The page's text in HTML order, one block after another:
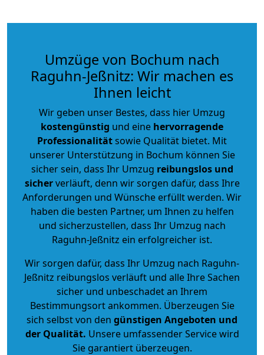
Umzüge von Bochum nach
Raguhn-Jeßnitz: Wir machen es
Ihnen leicht
Wir geben unser Bestes, dass hier Umzug
kostengünstig und eine hervorragende
Professionalitätsowie Qualität bietet. Mit
unserer Unterstützung in Bochum können Sie
sicher sein, dass Ihr Umzug reibungslos und
sicherverläuft, denn wir sorgen dafür, dass Ihre
Anforderungen und Wünsche erfüllt werden. Wir
haben die besten Partner, um Ihnen zu helfen
und sicherzustellen, dass Ihr Umzug nach
Raguhn-Jeßnitz ein erfolgreicher ist.
Wir sorgen dafür, dass Ihr Umzug nach Raguhn-
Jeßnitz reibungslos verläuft und alle Ihre Sachen
sicher und unbeschadet an Ihrem
Bestimmungsort ankommen. Überzeugen Sie
sich selbst von den günstigen Angeboten und
der Qualität. Unsere umfassender Service wird
Sie garantiert überzeugen.